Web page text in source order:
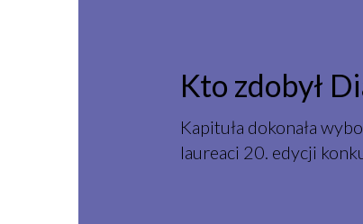
Kto zdobył
Kapituła dokonała
laureaci 20. edycji